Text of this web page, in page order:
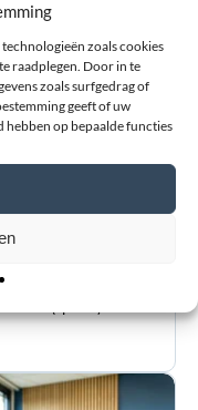
zoals cookies
raadplegen. Door in te
zoals surfgedrag of
geeft of uw
hebben op bepaalde functies
aanschaf van